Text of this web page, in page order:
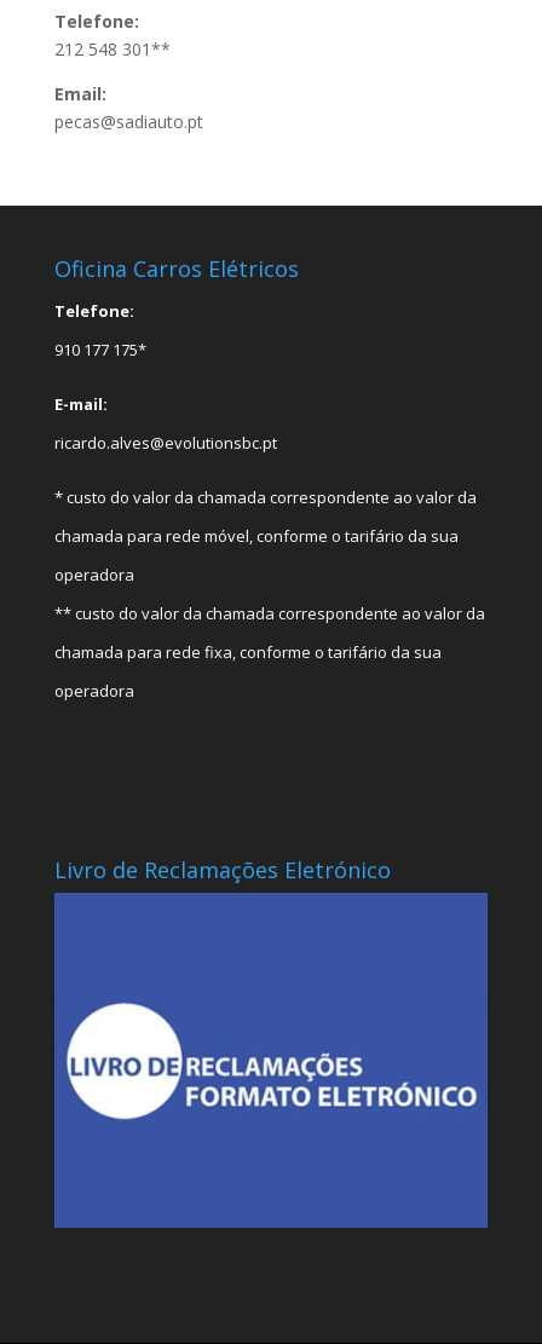
Telefone:
212 548 301**
Email:
pecas@sadiauto.pt
Oficina Carros Elétricos
Telefone:
910 177 175*
E-mail:
ricardo.alves@evolutionsbc.pt
* custo do valor da chamada correspondente ao valor da
chamada para rede móvel, conforme o tarifário da sua
operadora
** custo do valor da chamada correspondente ao valor da
chamada para rede fixa, conforme o tarifário da sua
operadora
Livro de Reclamações Eletrónico